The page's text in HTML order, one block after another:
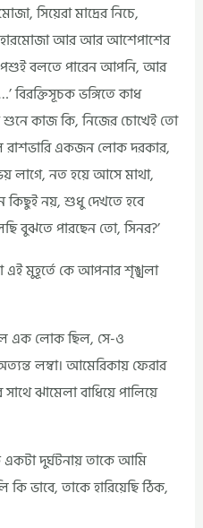
সিয়েরা মাদ্রের নিচে,
হারমোজা আর আর আশেপাশের
পশুই বলতে পারেন আপনি, আর
বিরক্তিসূচক ভঙ্গিতে কাধ
শুনে কাজ কি, নিজের চোখেই তো
রাশভারি একজন লোক দরকার,
লাগে, নত হয়ে আসে মাথা,
নয়, শুধু দেখতে হবে
বুঝতে পারছেন তো, সিনর?’
মুহূর্তে কে আপনার শৃঙ্খলা
এক লোক ছিল, সে-ও
লম্বা। আমেরিকায় ফেরার
ঝামেলা বাধিয়ে পালিয়ে
দুর্ঘটনায় তাকে আমি
কি ভাবে, তাকে হারিয়েছি ঠিক,